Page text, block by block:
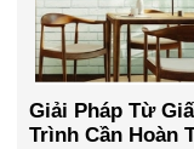
Giải Pháp Từ
Trình Cần Hoàn